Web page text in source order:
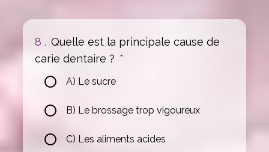
8 . Quelle est la principale cause de
carie dentaire ? *
A) Le sucre
B) Le brossage trop vigoureux
C) Les aliments acides